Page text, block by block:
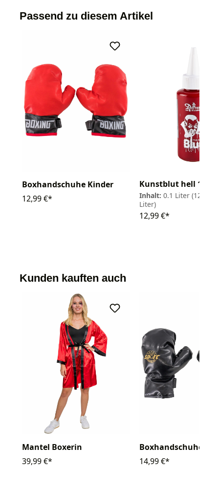
Passend zu diesem Artikel
Boxhandschuhe Kinder
12,99 €*
Kunstblut hell
Inhalt: 0.1 Liter (129,90
Liter)
12,99 €*
Kunden kauften auch
Mantel Boxerin
39,99 €*
Boxhandschuhe
14,99 €*